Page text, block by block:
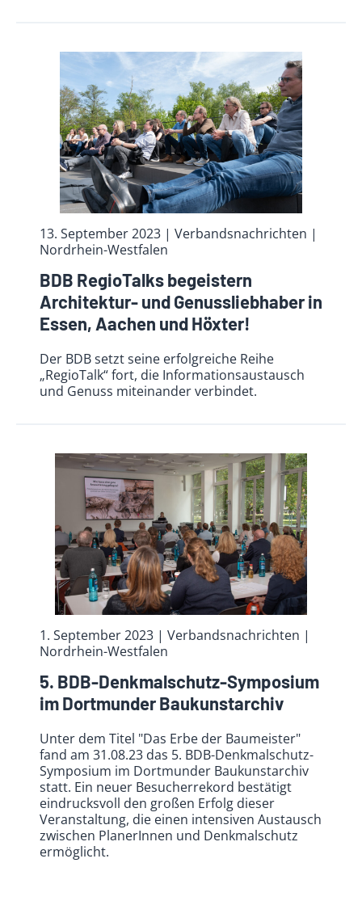
13. September 2023 | Verbandsnachrichten |
Nordrhein-Westfalen
BDB RegioTalks begeistern
Architektur- und Genussliebhaber in
Essen, Aachen und Höxter!
Der BDB setzt seine erfolgreiche Reihe
„RegioTalk“ fort, die Informationsaustausch
und Genuss miteinander verbindet.
1. September 2023 | Verbandsnachrichten |
Nordrhein-Westfalen
5. BDB-Denkmalschutz-Symposium
im Dortmunder Baukunstarchiv
Unter dem Titel "Das Erbe der Baumeister"
fand am 31.08.23 das 5. BDB-Denkmalschutz-
Symposium im Dortmunder Baukunstarchiv
statt. Ein neuer Besucherrekord bestätigt
eindrucksvoll den großen Erfolg dieser
Veranstaltung, die einen intensiven Austausch
zwischen PlanerInnen und Denkmalschutz
ermöglicht.